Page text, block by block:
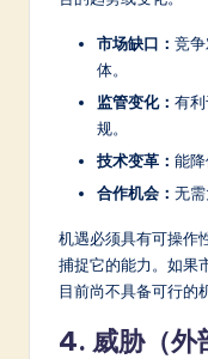
市场缺口： 竞
体。
监管变化： 有
规。
技术变革： 能降
合作机会： 无需
机遇必须具有可操作
捕捉它的能力。如果
目前尚不具备可行的
4. 威胁（外